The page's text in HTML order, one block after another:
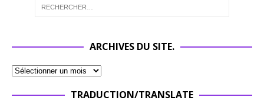
ARCHIVES DU SITE.
TRADUCTION/TRANSLATE